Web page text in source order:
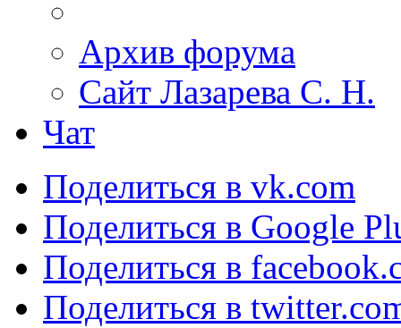
Архив форума
Сайт Лазарева С. Н.
Чат
Поделиться в vk.com
Поделиться в Google
Поделиться в
Поделиться в